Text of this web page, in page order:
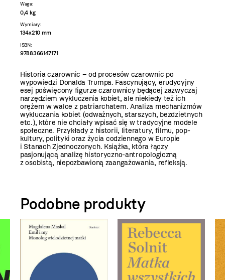
Waga:
0,4 kg
Wymiary:
134x210 mm
ISBN:
9788366147171
Historia czarownic – od procesów czarownic po
wypowiedzi Donalda Trumpa. Fascynujący, erudycyjny
esej poświęcony figurze czarownicy będącej zazwyczaj
narzędziem wykluczenia kobiet, ale niekiedy też ich
orężem w walce z patriarchatem. Analiza mechanizmów
wykluczania kobiet (odważnych, starszych, bezdzietnych
etc.), które nie chciały wpisać się w tradycyjne modele
społeczne. Przykłady z historii, literatury, filmu, pop-
kultury, polityki oraz życia codziennego w Europie
i Stanach Zjednoczonych. Książka, która łączy
pasjonującą analizę historyczno-antropologiczną
z osobistą, niepozbawioną zaangażowania, refleksją.
Podobne produkty